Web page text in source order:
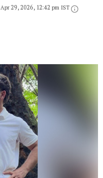
Apr 29, 2026, 12:42 pm IST